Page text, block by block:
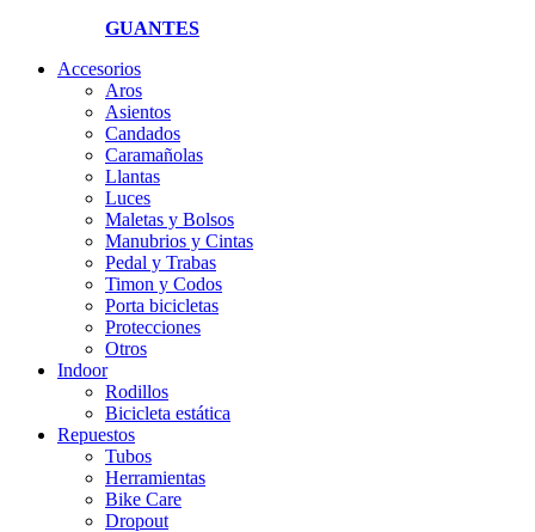
GUANTES
Accesorios
Aros
Asientos
Candados
Caramañolas
Llantas
Luces
Maletas y Bolsos
Manubrios y Cintas
Pedal y Trabas
Timon y Codos
Porta bicicletas
Protecciones
Otros
Indoor
Rodillos
Bicicleta estática
Repuestos
Tubos
Herramientas
Bike Care
Dropout